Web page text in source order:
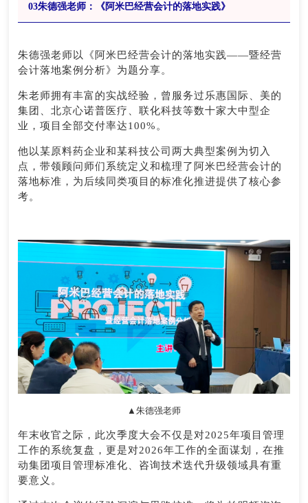
03朱德强老师：《阿米巴经营会计的落地实践》
朱德强老师以《阿米巴经营会计的落地实践——暨经营
会计落地案例分析》为题分享。
朱老师拥有丰富的实战经验，曾服务过乐惠国际、美的
集团、北京心诺普医疗、联化科技等数十家大中型企
业，项目全部交付率达100%。
他以某原料药企业和某科技公司两大典型案例为切入
点，带领顾问师们系统定义和梳理了阿米巴经营会计的
落地标准，为后续同类项目的标准化推进提供了核心参
考。
▲朱德强老师
年末收官之际，此次季度大会不仅是对2025年项目管理
工作的系统复盘，更是对2026年工作的全面谋划，在推
动集团项目管理标准化、咨询技术迭代升级领域具有重
要意义。